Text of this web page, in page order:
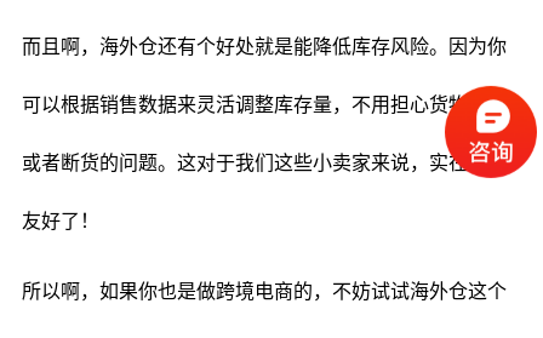
而且啊，海外仓还有个好处就是能降低库存风险。因为你
可以根据销售数据来灵活调整库存量，不用担心货物积压
或者断货的问题。这对于我们这些小卖家来说，实在是太
友好了！
所以啊，如果你也是做跨境电商的，不妨试试海外仓这个